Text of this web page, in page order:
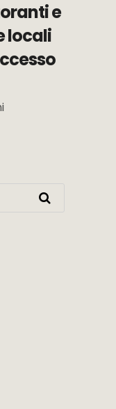
e
locali